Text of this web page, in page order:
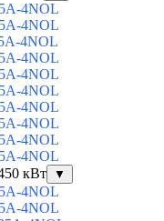
4NOL
4NOL
4NOL
4NOL
4NOL
4NOL
4NOL
4NOL
4NOL
4NOL
кВт
▼
4NOL
4NOL